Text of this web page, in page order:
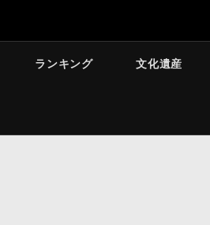
ランキング 文化遺産